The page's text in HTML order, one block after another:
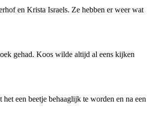
en Krista Israels. Ze hebben er weer wat
gehad. Koos wilde altijd al eens kijken
een beetje behaaglijk te worden en na een